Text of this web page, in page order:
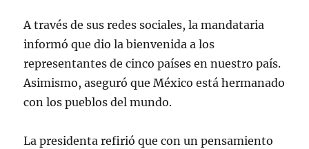
A través de sus redes sociales, la mandataria
informó que dio la bienvenida a los
representantes de cinco países en nuestro país.
Asimismo, aseguró que México está hermanado
con los pueblos del mundo.
La presidenta refirió que con un pensamiento